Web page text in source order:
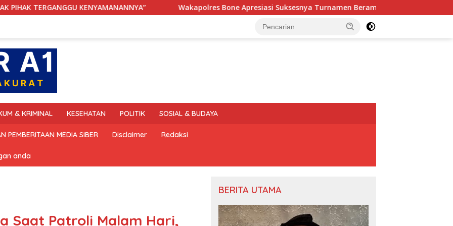
KENYAMANANNYA” Wakapolres Bone Apresiasi Suksesnya Turnamen Beramal Cup PBVSI Bone 2026 yang
& KRIMINAL KESEHATAN POLITIK SOSIAL & BUDAYA
PEMBERITAAN MEDIA SIBER Disclaimer Redaksi
anda
Saat Patroli Malam Hari,
BERITA UTAMA